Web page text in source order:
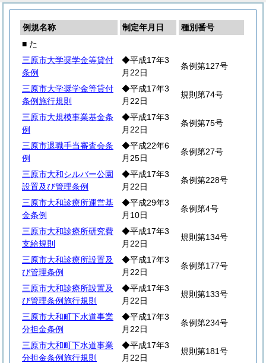
例規名称 制定年月日
種別番号
■ た
三原市大学奨学金等貸付
条例
◆平成17年3
月22日
条例第127号
三原市大学奨学金等貸付
条例施行規則
◆平成17年3
月22日
規則第74号
三原市大規模事業基金条
例
◆平成17年3
月22日
条例第75号
三原市退職手当審査会条
例
◆平成22年6
月25日
条例第27号
三原市大和シルバー公園
設置及び管理条例
◆平成17年3
月22日
条例第228号
三原市大和診療所運営基
金条例
◆平成29年3
月10日
条例第4号
三原市大和診療所研究費
支給規則
◆平成17年3
月22日
規則第134号
三原市大和診療所設置及
び管理条例
◆平成17年3
月22日
条例第177号
三原市大和診療所設置及
び管理条例施行規則
◆平成17年3
月22日
規則第133号
三原市大和町下水道事業
分担金条例
◆平成17年3
月22日
条例第234号
三原市大和町下水道事業
分担金条例施行規則
◆平成17年3
月22日
規則第181号